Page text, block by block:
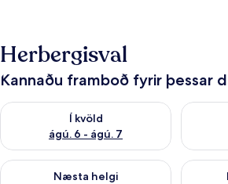
Herbergisval
Kannaðu framboð fyrir þessar
Í kvöld
ágú. 6 - ágú. 7
Athuga framboð í kvöld ágú. 6 - ágú. 7
Athuga
Næsta helgi
Athuga framboð næstu helgi ágú. 7 -Athuga